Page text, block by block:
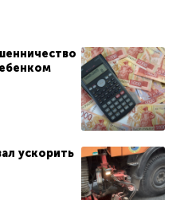
ускорить